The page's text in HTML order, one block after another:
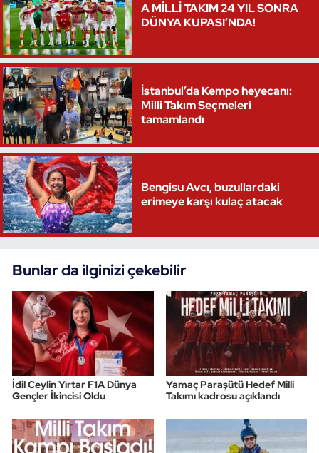
A MİLLİ TAKIM 24 YIL SONRA
DÜNYA KUPASI’NDA!
İstanbul’da Kempo heyecanı:
Milli Takım Seçmeleri
tamamlandı
Bengisu Avcı, buzullardaki
erimeye karşı kulaç atacak
Bunlar da ilginizi çekebilir
İdil Ceylin Yırtar F1A Dünya
Gençler İkincisi Oldu
Yamaç Paraşütü Hedef Milli
Takımı kadrosu açıklandı